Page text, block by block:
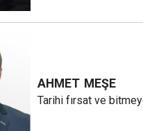
AHMET MEŞE
Tarihi fırsat ve